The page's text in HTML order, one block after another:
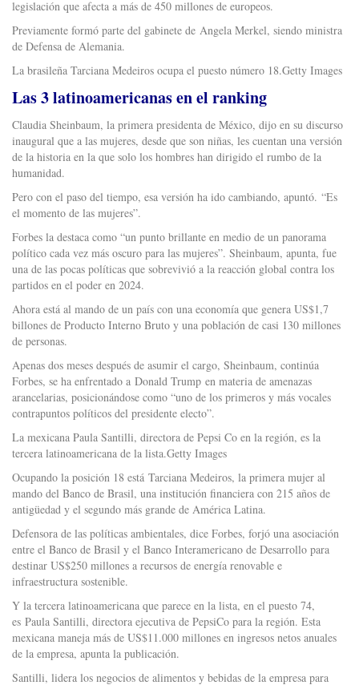
legislación que afecta a más de 450 millones de europeos.
Previamente formó parte del gabinete de Angela Merkel, siendo ministra
de Defensa de Alemania.
La brasileña Tarciana Medeiros ocupa el puesto número 18.Getty Images
Las 3 latinoamericanas en el ranking
Claudia Sheinbaum, la primera presidenta de México, dijo en su discurso
inaugural que a las mujeres, desde que son niñas, les cuentan una versión
de la historia en la que solo los hombres han dirigido el rumbo de la
humanidad.
Pero con el paso del tiempo, esa versión ha ido cambiando, apuntó. “Es
el momento de las mujeres”.
Forbes la destaca como “un punto brillante en medio de un panorama
político cada vez más oscuro para las mujeres”. Sheinbaum, apunta, fue
una de las pocas políticas que sobrevivió a la reacción global contra los
partidos en el poder en 2024.
Ahora está al mando de un país con una economía que genera US$1,7
billones de Producto Interno Bruto y una población de casi 130 millones
de personas.
Apenas dos meses después de asumir el cargo, Sheinbaum, continúa
Forbes, se ha enfrentado a Donald Trump en materia de amenazas
arancelarias, posicionándose como “uno de los primeros y más vocales
contrapuntos políticos del presidente electo”.
La mexicana Paula Santilli, directora de Pepsi Co en la región, es la
tercera latinoamericana de la lista.Getty Images
Ocupando la posición 18 está Tarciana Medeiros, la primera mujer al
mando del Banco de Brasil, una institución financiera con 215 años de
antigüedad y el segundo más grande de América Latina.
Defensora de las políticas ambientales, dice Forbes, forjó una asociación
entre el Banco de Brasil y el Banco Interamericano de Desarrollo para
destinar US$250 millones a recursos de energía renovable e
infraestructura sostenible.
Y la tercera latinoamericana que parece en la lista, en el puesto 74,
es Paula Santilli, directora ejecutiva de PepsiCo para la región. Esta
mexicana maneja más de US$11.000 millones en ingresos netos anuales
de la empresa, apunta la publicación.
Santilli, lidera los negocios de alimentos y bebidas de la empresa para